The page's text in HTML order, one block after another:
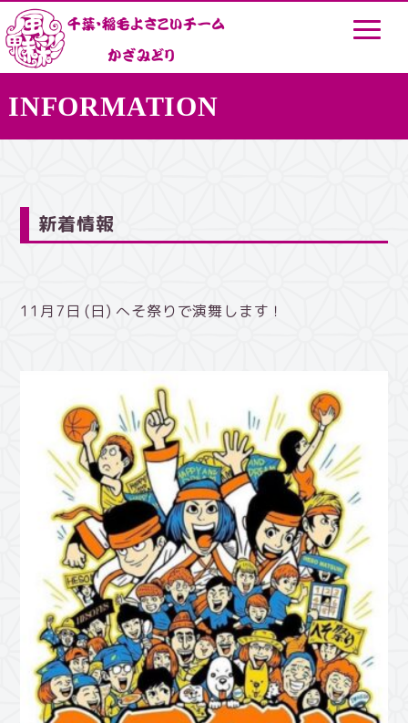
INFORMATION
新着情報
11月7日 (日) へそ祭りで演舞します！